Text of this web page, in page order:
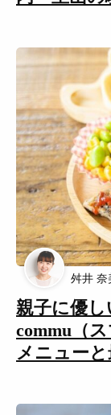
親子に優し
commu（
メニューと
舛井 奈